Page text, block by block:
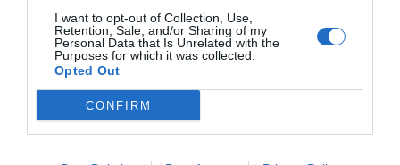
I want to opt-out of Collection, Use,
Retention, Sale, and/or Sharing of my
Personal Data that Is Unrelated with the
Purposes for which it was collected.
Opted Out
CONFIRM
Casi 3 décadas vistiendo almas libres con piezas
auténticas traídas directamente de origen.
Ver detalles›